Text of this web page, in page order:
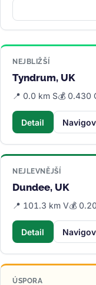
NEJBLIŽŠÍ
Tyndrum, UK
📍 0.0 km S💰 0.430
Detail
NEJLEVNĚJŠÍ
Dundee, UK
📍 101.3 km V💰
Detail
ÚSPORA